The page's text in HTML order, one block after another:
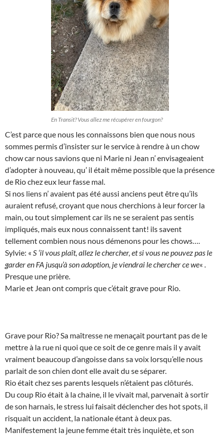
En Transit? Vous allez me récupérer en fourgon?
C’est parce que nous les connaissons bien que nous nous
sommes permis d’insister sur le service à rendre à un chow
chow car nous savions que ni Marie ni Jean n’ envisageaient
d’adopter à nouveau, qu’ il était même possible que la présence
de Rio chez eux leur fasse mal.
Si nos liens n’ avaient pas été aussi anciens peut être qu’ils
auraient refusé, croyant que nous cherchions à leur forcer la
main, ou tout simplement car ils ne se seraient pas sentis
impliqués, mais eux nous connaissent tant! ils savent
tellement combien nous nous démenons pour les chows….
Sylvie: « S ‘il vous plaît, allez le chercher, et si vous ne pouvez pas le
garder en FA jusqu’à son adoption, je viendrai le chercher ce we« .
Presque une prière.
Marie et Jean ont compris que c’était grave pour Rio.
Grave pour Rio? Sa maîtresse ne menaçait pourtant pas de le
mettre à la rue ni quoi que ce soit de ce genre mais il y avait
vraiment beaucoup d’angoisse dans sa voix lorsqu’elle nous
parlait de son chien dont elle avait du se séparer.
Rio était chez ses parents lesquels n’étaient pas clôturés.
Du coup Rio était à la chaine, il le vivait mal, parvenait à sortir
de son harnais, le stress lui faisait déclencher des hot spots, il
risquait un accident, la nationale étant à deux pas.
Manifestement la jeune femme était très inquiète, et son